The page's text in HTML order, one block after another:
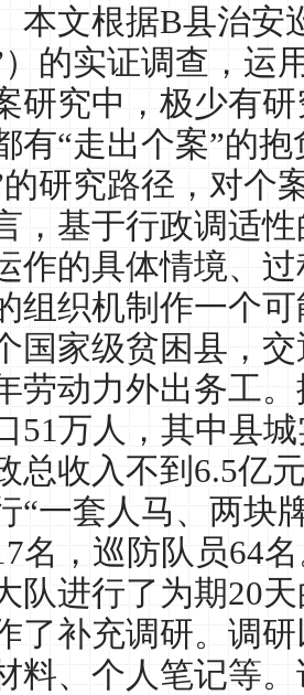
根据B县治安
）的实证调查，运
研究中，极少有
有“走出个案”的抱
的研究路径，对个
，基于行政调适
作的具体情境、
组织机制作一个
国家级贫困县，
劳动力外出务工。
51万人，其中县
总收入不到6.5亿
“一套人马、两块
名，巡防队员64
队进行了为期20
了补充调研。调
料、个人笔记等